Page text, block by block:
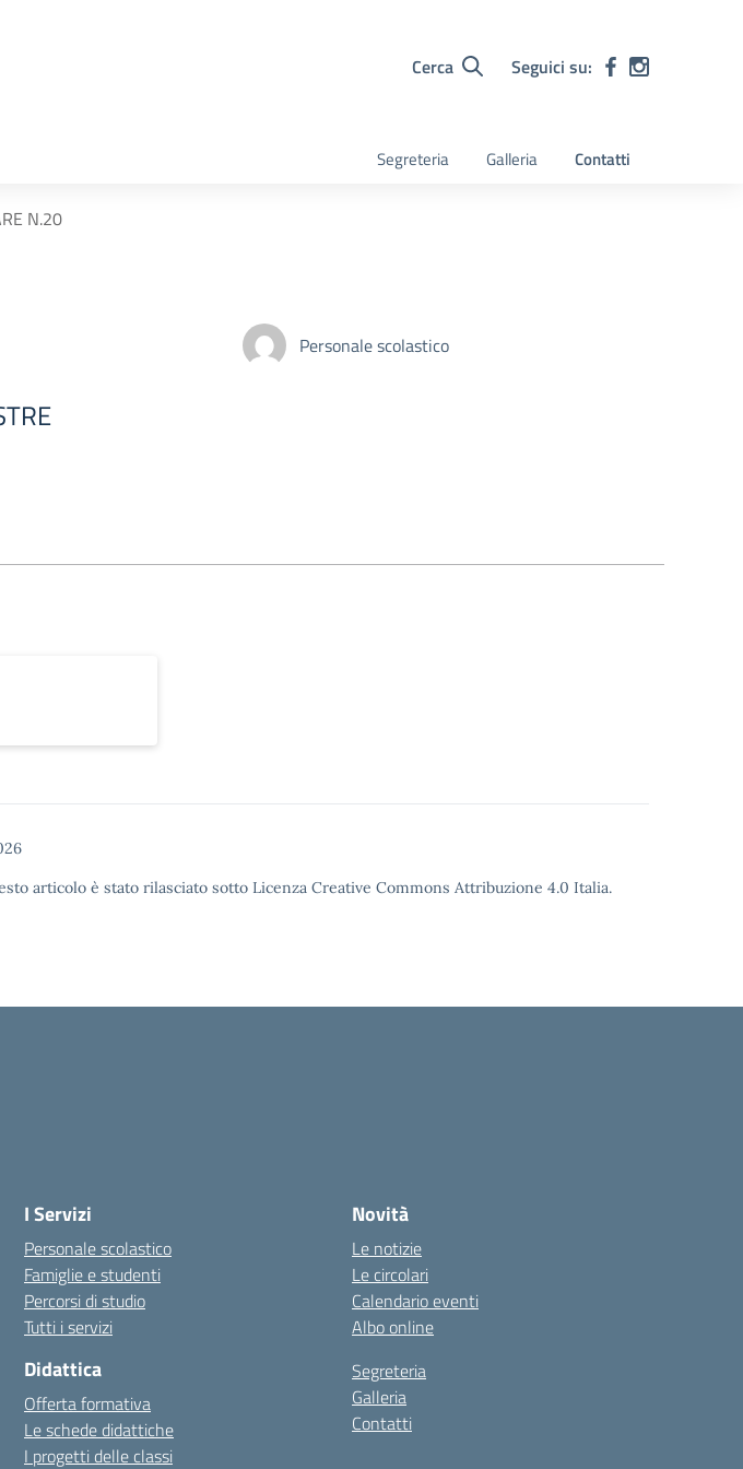
Cerca Seguici su:
Segreteria Galleria Contatti
N.20
Personale scolastico
articolo è stato rilasciato sotto Licenza Creative Commons Attribuzione 4.0 Italia.
I Servizi
Personale scolastico
Famiglie e studenti
Percorsi di studio
Tutti i servizi
Didattica
Offerta formativa
Le schede didattiche
I progetti delle classi
Novità
Le notizie
Le circolari
Calendario eventi
Albo online
Segreteria
Galleria
Contatti